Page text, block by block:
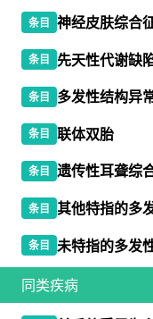
条目 神经皮肤综合
条目 先天性代谢缺
条目
条目 联体双胎
条目 遗传性耳聋综
条目 其他特指的多
条目 未特指的多发
同类疾病